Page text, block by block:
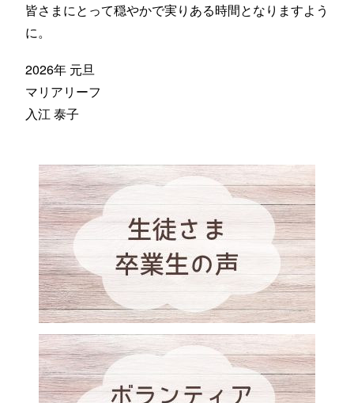
皆さまにとって穏やかで実りある時間となりますよう
に。
2026年 元旦
マリアリーフ
入江 泰子